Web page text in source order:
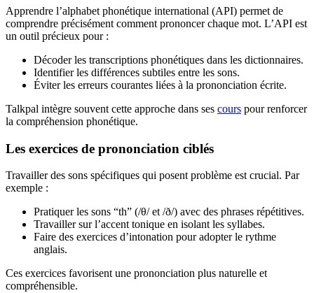
Apprendre l’alphabet phonétique international (API) permet de
comprendre précisément comment prononcer chaque mot. L’API est
un outil précieux pour :
Décoder les transcriptions phonétiques dans les dictionnaires.
Identifier les différences subtiles entre les sons.
Éviter les erreurs courantes liées à la prononciation écrite.
Talkpal intègre souvent cette approche dans ses cours pour renforcer
la compréhension phonétique.
Les exercices de prononciation ciblés
Travailler des sons spécifiques qui posent problème est crucial. Par
exemple :
Pratiquer les sons “th” (/θ/ et /ð/) avec des phrases répétitives.
Travailler sur l’accent tonique en isolant les syllabes.
Faire des exercices d’intonation pour adopter le rythme
anglais.
Ces exercices favorisent une prononciation plus naturelle et
compréhensible.